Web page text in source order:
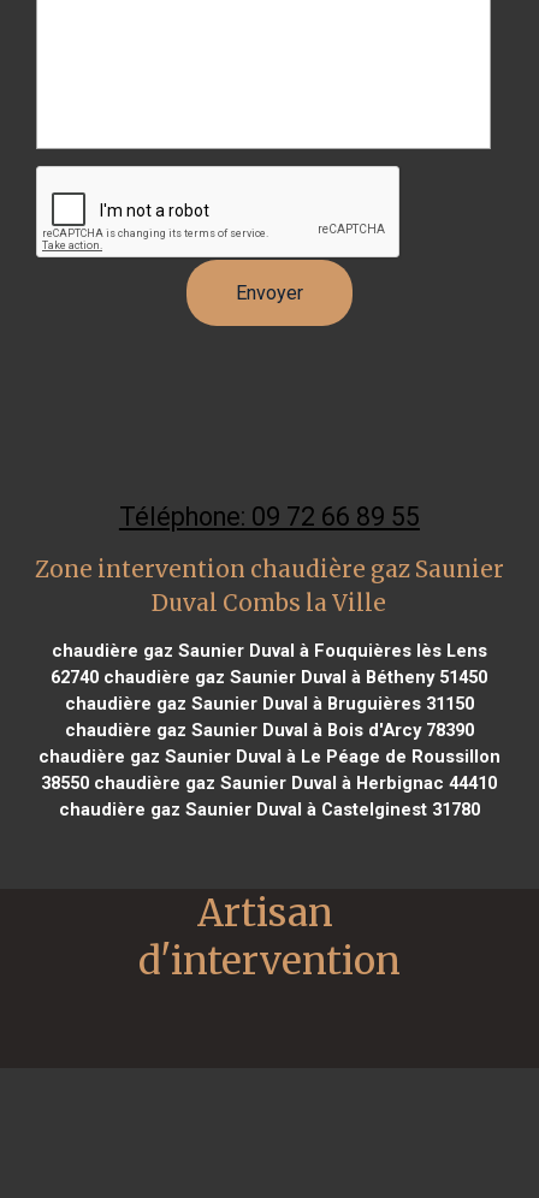
Téléphone: 09 72 66 89 55
Zone intervention chaudière gaz Saunier
Duval Combs la Ville
chaudière gaz Saunier Duval à Fouquières lès Lens
62740 chaudière gaz Saunier Duval à Bétheny 51450
chaudière gaz Saunier Duval à Bruguières 31150
chaudière gaz Saunier Duval à Bois d'Arcy 78390
chaudière gaz Saunier Duval à Le Péage de Roussillon
38550 chaudière gaz Saunier Duval à Herbignac 44410
chaudière gaz Saunier Duval à Castelginest 31780
Artisan
d'intervention